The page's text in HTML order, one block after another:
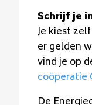
Schrijf je
Je kiest
er gelden
vind je op
coöperatie